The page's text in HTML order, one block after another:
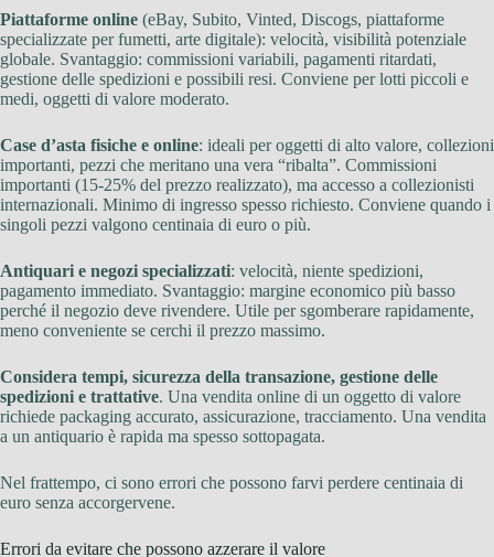
Piattaforme online (eBay, Subito, Vinted, Discogs, piattaforme
specializzate per fumetti, arte digitale): velocità, visibilità potenziale
globale. Svantaggio: commissioni variabili, pagamenti ritardati,
gestione delle spedizioni e possibili resi. Conviene per lotti piccoli e
medi, oggetti di valore moderato.
Case d’asta fisiche e online: ideali per oggetti di alto valore, collezioni
importanti, pezzi che meritano una vera “ribalta”. Commissioni
importanti (15-25% del prezzo realizzato), ma accesso a collezionisti
internazionali. Minimo di ingresso spesso richiesto. Conviene quando i
singoli pezzi valgono centinaia di euro o più.
Antiquari e negozi specializzati: velocità, niente spedizioni,
pagamento immediato. Svantaggio: margine economico più basso
perché il negozio deve rivendere. Utile per sgomberare rapidamente,
meno conveniente se cerchi il prezzo massimo.
Considera tempi, sicurezza della transazione, gestione delle
spedizioni e trattative. Una vendita online di un oggetto di valore
richiede packaging accurato, assicurazione, tracciamento. Una vendita
a un antiquario è rapida ma spesso sottopagata.
Nel frattempo, ci sono errori che possono farvi perdere centinaia di
euro senza accorgervene.
Errori da evitare che possono azzerare il valore